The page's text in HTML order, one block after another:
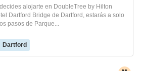
alojarte en DoubleTree by Hilton
Dartford Bridge de Dartford, estarás a solo
pasos de Parque...
Dartford